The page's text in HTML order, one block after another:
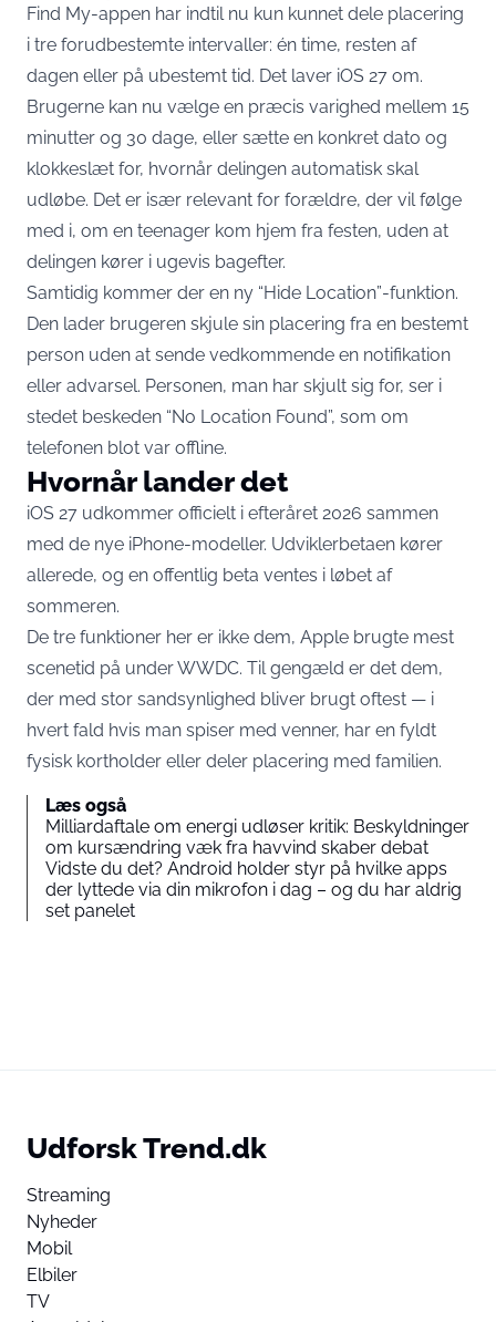
Find My-appen har indtil nu kun kunnet dele placering
i tre forudbestemte intervaller: én time, resten af
dagen eller på ubestemt tid. Det laver iOS 27 om.
Brugerne kan nu vælge en præcis varighed mellem 15
minutter og 30 dage, eller sætte en konkret dato og
klokkeslæt for, hvornår delingen automatisk skal
udløbe. Det er især relevant for forældre, der vil følge
med i, om en teenager kom hjem fra festen, uden at
delingen kører i ugevis bagefter.
Samtidig kommer der en ny “Hide Location”-funktion.
Den lader brugeren skjule sin placering fra en bestemt
person uden at sende vedkommende en notifikation
eller advarsel. Personen, man har skjult sig for, ser i
stedet beskeden “No Location Found”, som om
telefonen blot var offline.
Hvornår lander det
iOS 27 udkommer officielt i efteråret 2026 sammen
med de nye iPhone-modeller. Udviklerbetaen kører
allerede, og en offentlig beta ventes i løbet af
sommeren.
De tre funktioner her er ikke dem, Apple brugte mest
scenetid på under WWDC. Til gengæld er det dem,
der med stor sandsynlighed bliver brugt oftest — i
hvert fald hvis man spiser med venner, har en fyldt
fysisk kortholder eller deler placering med familien.
Læs også
Milliardaftale om energi udløser kritik: Beskyldninger
om kursændring væk fra havvind skaber debat
Vidste du det? Android holder styr på hvilke apps
der lyttede via din mikrofon i dag – og du har aldrig
set panelet
Udforsk Trend.dk
Streaming
Nyheder
Mobil
Elbiler
TV